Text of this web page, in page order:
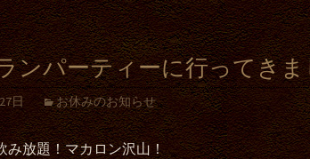
ンパーティーに行ってき
日 お休みのお知らせ
み放題！マカロン沢山！